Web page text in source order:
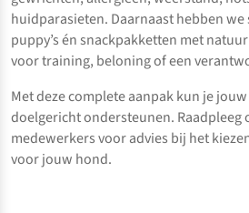
huidparasieten. Daarnaast hebben
puppy’s én snackpakketten met
voor training, beloning of een
Met deze complete aanpak kun je
doelgericht ondersteunen. Raadpleeg
medewerkers voor advies bij het
voor jouw hond.